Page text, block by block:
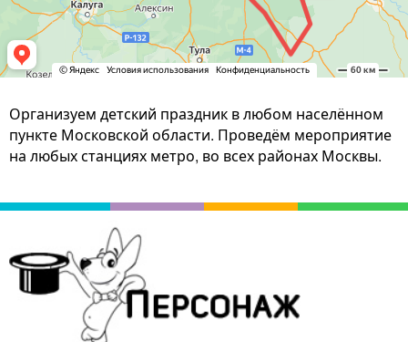
Организуем детский праздник в любом населённом
пункте Московской области. Проведём мероприятие
на любых станциях метро, во всех районах Москвы.